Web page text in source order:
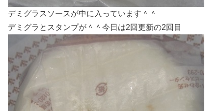
デミグラスソースが中に入っています＾＾
デミグラとスタンプが＾＾今日は2回更新の2回目